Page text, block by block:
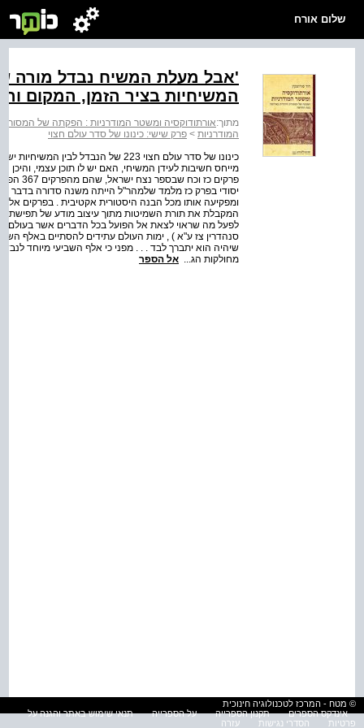
שלום אורח
'אבל מעלת המשיח נבדל מורה
המשיחיות בציר הזמן, המקום
מתוך:אורתודוקסיה ומשטר המודרניות : הפקתה של
המודרניות > פרק שישי: כינונו של סדר עולם חצוי
כינונו של סדר עולם חצוי 223 של
מייחס חשיבות לעידן המשיחי, האם יש לו תוכן עצמי, והיכן
פרקים
יסודי בפרק כז מלמד שלמהר"ל הייתה משנה סדורה
ומפקיעה אותו מכל הבנה היסטורית אקטיבית . בפרקים אלו
המקבלת את תורת השמיטות מתוך עיצוב מודע של תפישת
לפעל מה שראוי לצאת אל הפועל בכל הדברים אשר בעולם,
סנהדרין צז ע"א ) , ימות העולם עתידים להסתיים באלף
מחולקות הג... אל הספר
© מטח - המרכז לטכנולוגיה חינוכית
אינדקס הספרים
תקנון הספרייה על הספרייה
תנאי שימוש באתר והגנה על
פרטיות
הסדרי נגישות עזרה